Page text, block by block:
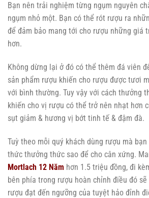
Bạn nên trải nghiệm từng ngụm nguyên
ngụm nhỏ một. Bạn có thể rót rượu ra
để đảm bảo mang tới cho rượu những giá
hơn.
Không dừng lại ở đó có thể thêm đá viên
sản phẩm rượu khiến cho rượu được tươi
với bình thường. Tuy vậy với cách thưởng
khiến cho vị rượu có thể trở nên nhạt hơn
sụt giảm & hương vị bớt tinh tế & đậm đà.
Tuỳ theo mỗi quý khách dùng rượu mà
thức thưởng thức sao để cho cân xứng.
Mortlach 12 Năm hơn 1.5 triệu đồng, đi
bên phía trong rượu hoàn chỉnh điều đó
rượu đạt đến ngưỡng của tuyệt hảo đỉnh